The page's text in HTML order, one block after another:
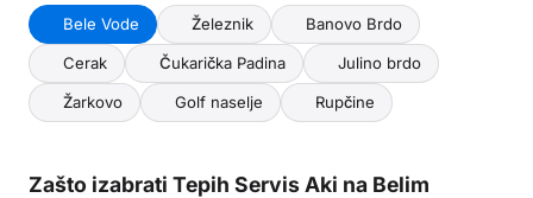
Bele Vode Železnik Banovo Brdo
Cerak Čukarička Padina Julino brdo
Žarkovo Golf naselje Rupčine
Zašto izabrati Tepih Servis Aki na Belim